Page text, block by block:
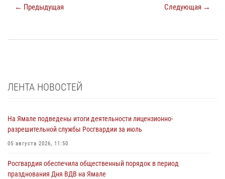
← Предыдущая Следующая →
ЛЕНТА НОВОСТЕЙ
На Ямале подведены итоги деятельности лицензионно-
разрешительной службы Росгвардии за июль
05 августа 2026, 11:50
Росгвардия обеспечила общественный порядок в период
празднования Дня ВДВ на Ямале